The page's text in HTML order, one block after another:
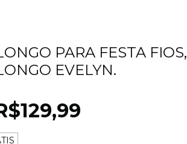
PARA FESTA FIOS,
EVELYN.